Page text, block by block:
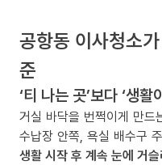
공항동 이사청소
준
‘티 나는 곳’보다 ‘생
거실 바닥을 번쩍이게 만드
수납장 안쪽, 욕실 배수구
생활 시작 후 계속 눈에 거